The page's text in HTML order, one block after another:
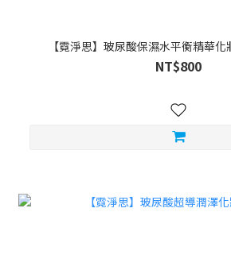
【霓淨思】玻尿酸保濕水平衡精華
NT$800